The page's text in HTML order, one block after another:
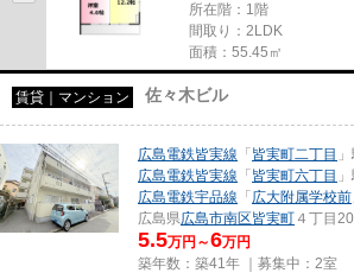
所在階：1階
間取り：2LDK
面積：55.45㎡
賃貸｜マンション 佐々木ビル
広島電鉄皆実線 「 皆実町二丁目
広島電鉄皆実線 「 皆実町六丁目
広島電鉄宇品線 「 広大附属学校前
広島県広島市南区皆実町 ４丁目
5.5万円～6万円
築年数：築41年 ｜募集中： 2室